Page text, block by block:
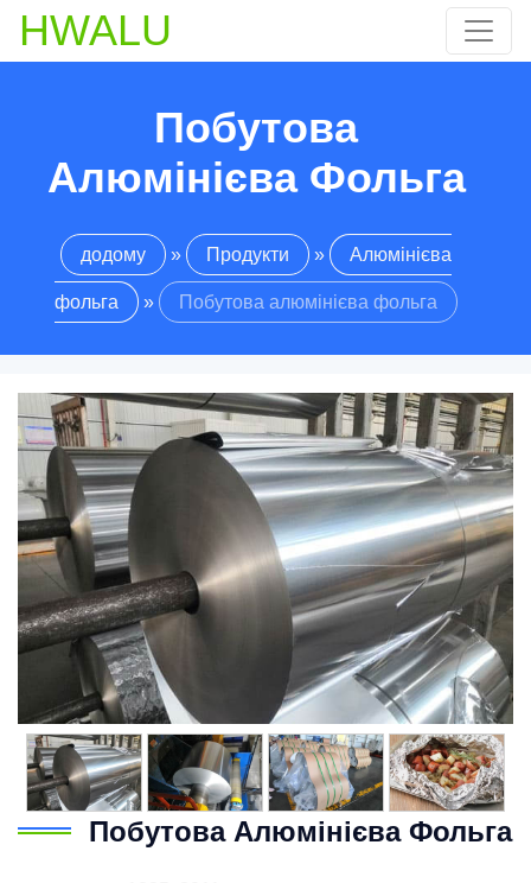
HWALU
Побутова
Алюмінієва Фольга
додому » Продукти » Алюмінієва
фольга » Побутова алюмінієва фольга
Побутова Алюмінієва Фольга